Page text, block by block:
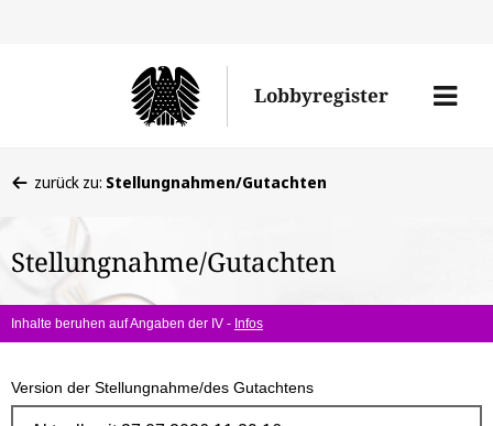
Lobbyregister
Menü
befinden
hier:
zurück zu: Stellungnahmen/Gutachten
Stellungnahme/Gutachten
Inhalte beruhen auf Angaben der IV - Infos
Version der Stellungnahme/des Gutachtens